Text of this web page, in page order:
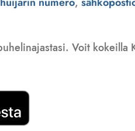
Voit kokeilla